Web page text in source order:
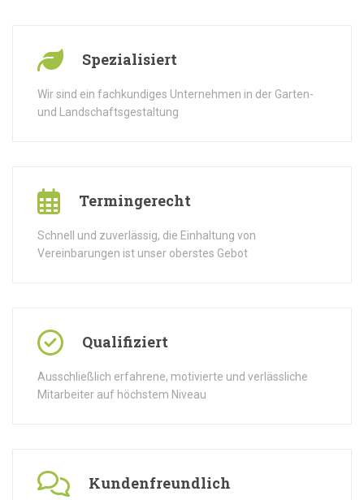
Spezialisiert
Wir sind ein fachkundiges Unternehmen in der Garten-
und Landschaftsgestaltung
Termingerecht
Schnell und zuverlässig, die Einhaltung von
Vereinbarungen ist unser oberstes Gebot
Qualifiziert
Ausschließlich erfahrene, motivierte und verlässliche
Mitarbeiter auf höchstem Niveau
Kundenfreundlich